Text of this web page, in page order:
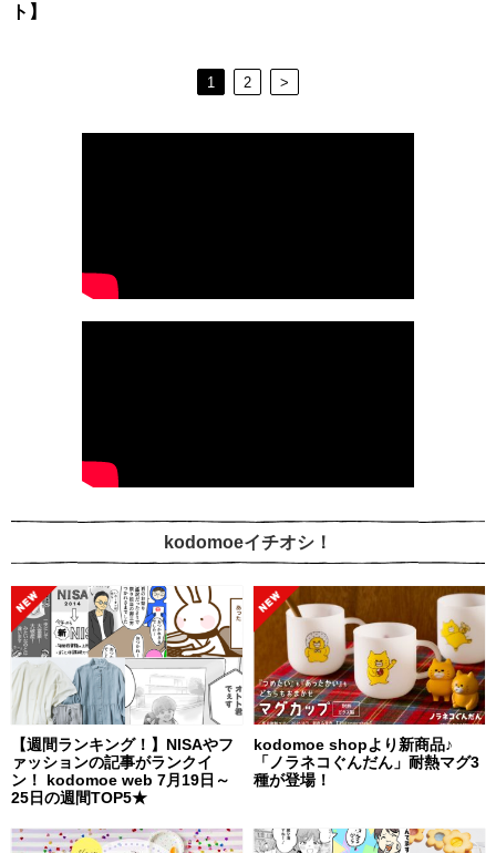
ト】
1 2 >
kodomoeイチオシ！
【週間ランキング！】NISAやフ
ァッションの記事がランクイ
ン！ kodomoe web 7月19日～
25日の週間TOP5★
kodomoe shopより新商品♪
「ノラネコぐんだん」耐熱マグ3
種が登場！